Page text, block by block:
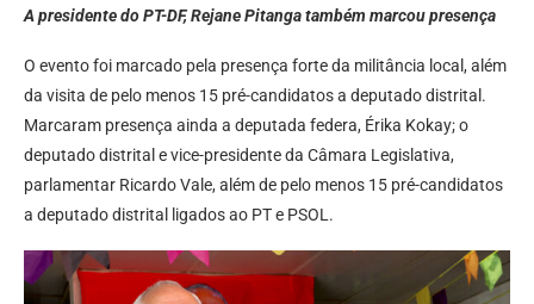
A presidente do PT-DF, Rejane Pitanga também marcou presença
O evento foi marcado pela presença forte da militância local, além
da visita de pelo menos 15 pré-candidatos a deputado distrital.
Marcaram presença ainda a deputada federa, Érika Kokay; o
deputado distrital e vice-presidente da Câmara Legislativa,
parlamentar Ricardo Vale, além de pelo menos 15 pré-candidatos
a deputado distrital ligados ao PT e PSOL.